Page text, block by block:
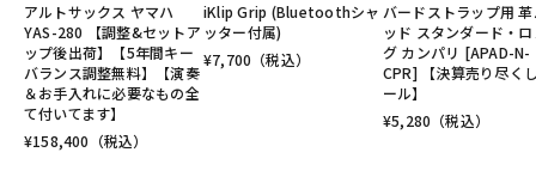
アルトサックス ヤマハ
YAS-280 【調整&セットア
ップ後出荷】【5年間キー
バランス調整無料】【演奏
＆お手入れに必要なもの全
て付いてます】
¥158,400 （税込）
iKlip Grip (Bluetoothシャ
ッター付属)
¥7,700 （税込）
バードストラップ用
ッド スタンダード・
グ カンパリ [APAD-N-
CPR] 【決算売り尽く
ール】
¥5,280 （税込）